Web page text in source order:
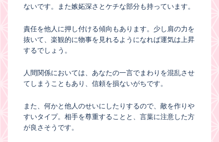
ないです。また嫉妬深さとケチな部分も持っています。
責任を他人に押し付ける傾向もあります。少し肩の力を
抜いて、楽観的に物事を見れるようになれば運気は上昇
するでしょう。
人間関係においては、あなたの一言でまわりを混乱させ
てしまうこともあり、信頼を損ないがちです。
また、何かと他人のせいにしたりするので、敵を作りや
すいタイプ。相手を尊重することと、言葉に注意した方
が良さそうです。